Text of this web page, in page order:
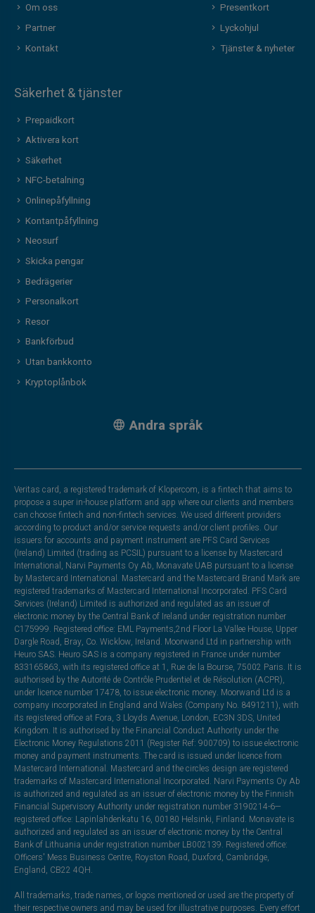
Om oss
Partner
Kontakt
Presentkort
Lyckohjul
Tjänster & nyheter
Säkerhet & tjänster
Prepaidkort
Aktivera kort
Säkerhet
NFC-betalning
Onlinepåfyllning
Kontantpåfyllning
Neosurf
Skicka pengar
Bedrägerier
Personalkort
Resor
Bankförbud
Utan bankkonto
Kryptoplånbok
Andra språk
Veritas card, a registered trademark of Klopercom, is a fintech that aims to
propose a super in-house platform and app where our clients and members
can choose fintech and non-fintech services. We used different providers
according to product and/or service requests and/or client profiles. Our
issuers for accounts and payment instrument are PFS Card Services
(Ireland) Limited (trading as PCSIL) pursuant to a license by Mastercard
International, Narvi Payments Oy Ab, Monavate UAB pursuant to a license
by Mastercard International. Mastercard and the Mastercard Brand Mark are
registered trademarks of Mastercard International Incorporated. PFS Card
Services (Ireland) Limited is authorized and regulated as an issuer of
electronic money by the Central Bank of Ireland under registration number
C175999. Registered office: EML Payments,2nd Floor La Vallee House, Upper
Dargle Road, Bray, Co. Wicklow, Ireland. Moorwand Ltd in partnership with
Heuro SAS. Heuro SAS is a company registered in France under number
833165863, with its registered office at 1, Rue de la Bourse, 75002 Paris. It is
authorised by the Autorité de Contrôle Prudentiel et de Résolution (ACPR),
under licence number 17478, to issue electronic money. Moorwand Ltd is a
company incorporated in England and Wales (Company No. 8491211), with
its registered office at Fora, 3 Lloyds Avenue, London, EC3N 3DS, United
Kingdom. It is authorised by the Financial Conduct Authority under the
Electronic Money Regulations 2011 (Register Ref: 900709) to issue electronic
money and payment instruments. The card is issued under licence from
Mastercard International. Mastercard and the circles design are registered
trademarks of Mastercard International Incorporated. Narvi Payments Oy Ab
is authorized and regulated as an issuer of electronic money by the Finnish
Financial Supervisory Authority under registration number 3190214-6—
registered office: Lapinlahdenkatu 16, 00180 Helsinki, Finland. Monavate is
authorized and regulated as an issuer of electronic money by the Central
Bank of Lithuania under registration number LB002139. Registered office:
Officers' Mess Business Centre, Royston Road, Duxford, Cambridge,
England, CB22 4QH.
All trademarks, trade names, or logos mentioned or used are the property of
their respective owners and may be used for illustrative purposes. Every effort